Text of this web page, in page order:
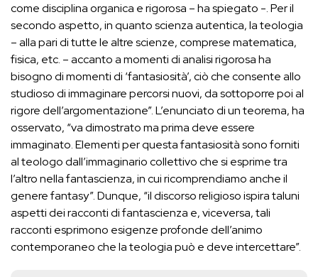
come disciplina organica e rigorosa – ha spiegato -. Per il
secondo aspetto, in quanto scienza autentica, la teologia
– alla pari di tutte le altre scienze, comprese matematica,
fisica, etc. – accanto a momenti di analisi rigorosa ha
bisogno di momenti di ‘fantasiosità’, ciò che consente allo
studioso di immaginare percorsi nuovi, da sottoporre poi al
rigore dell’argomentazione”. L’enunciato di un teorema, ha
osservato, “va dimostrato ma prima deve essere
immaginato. Elementi per questa fantasiosità sono forniti
al teologo dall’immaginario collettivo che si esprime tra
l’altro nella fantascienza, in cui ricomprendiamo anche il
genere fantasy”. Dunque, “il discorso religioso ispira taluni
aspetti dei racconti di fantascienza e, viceversa, tali
racconti esprimono esigenze profonde dell’animo
contemporaneo che la teologia può e deve intercettare”.